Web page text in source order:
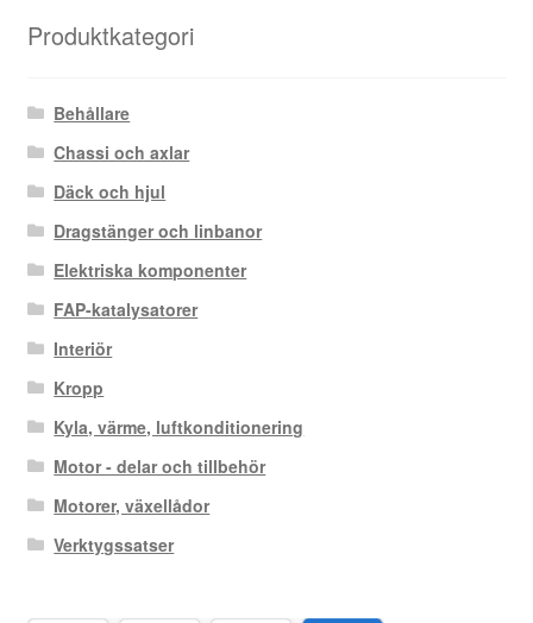
Produktkategori
Behållare
Chassi och axlar
Däck och hjul
Dragstänger och linbanor
Elektriska komponenter
FAP-katalysatorer
Interiör
Kropp
Kyla, värme, luftkonditionering
Motor - delar och tillbehör
Motorer, växellådor
Verktygssatser